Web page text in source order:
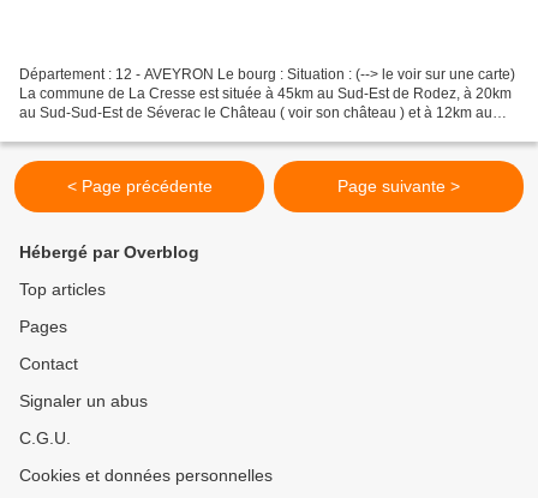
Département : 12 - AVEYRON Le bourg : Situation : (--> le voir sur une carte)
La commune de La Cresse est située à 45km au Sud-Est de Rodez, à 20km
au Sud-Sud-Est de Séverac le Château ( voir son château ) et à 12km au
< Page précédente Page suivante >
Hébergé par Overblog
Top articles
Pages
Contact
Signaler un abus
C.G.U.
Cookies et données personnelles